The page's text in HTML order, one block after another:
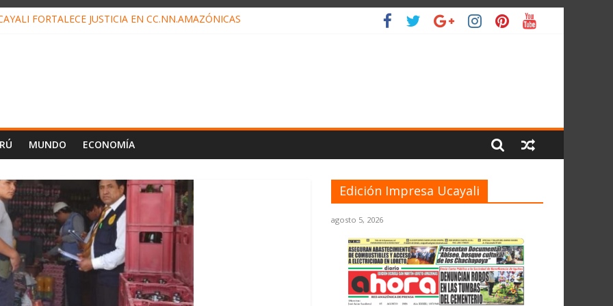
FORTALECE JUSTICIA EN CC.NN.AMAZÓNICAS
MUNDO ECONOMÍA
Edición Impresa Ucayali
agosto 5, 2026